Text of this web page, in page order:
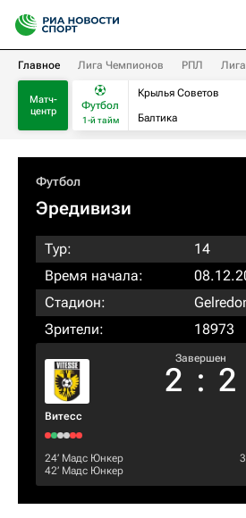
Главное Лига Чемпионов РПЛ
Матч-
центр
Футбол
1-й тайм
Крылья Советов
Балтика
Футбол
Эредивизи
Тур:
14
Время начала:
Стадион:
Зрители:
18973
Витесс
Завершен
2 : 2
24‎’‎ Мадс Юнкер
42‎’‎ Мадс Юнкер